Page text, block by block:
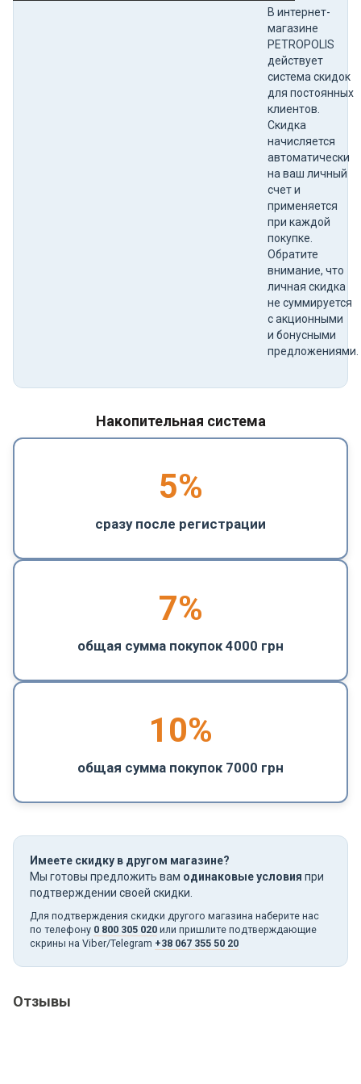
В интернет-
магазине
PETROPOLIS
действует
система скидок
для постоянных
клиентов.
Скидка
начисляется
автоматически
на ваш личный
счет и
применяется
при каждой
покупке.
Обратите
внимание, что
личная скидка
не суммируется
с акционными
и бонусными
предложениями.
Накопительная система
5%
сразу после регистрации
7%
общая сумма покупок 4000 грн
10%
общая сумма покупок 7000 грн
Имеете скидку в другом магазине?
Мы готовы предложить вам одинаковые условия при
подтверждении своей скидки.
Для подтверждения скидки другого магазина наберите нас
по телефону 0 800 305 020 или пришлите подтверждающие
скрины на Viber/Telegram +38 067 355 50 20
Отзывы